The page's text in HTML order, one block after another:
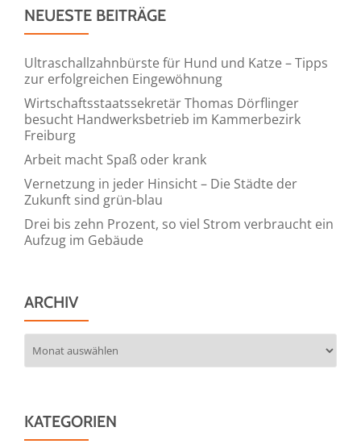
NEUESTE BEITRÄGE
Ultraschallzahnbürste für Hund und Katze – Tipps
zur erfolgreichen Eingewöhnung
Wirtschaftsstaatssekretär Thomas Dörflinger
besucht Handwerksbetrieb im Kammerbezirk
Freiburg
Arbeit macht Spaß oder krank
Vernetzung in jeder Hinsicht – Die Städte der
Zukunft sind grün-blau
Drei bis zehn Prozent, so viel Strom verbraucht ein
Aufzug im Gebäude
ARCHIV
KATEGORIEN